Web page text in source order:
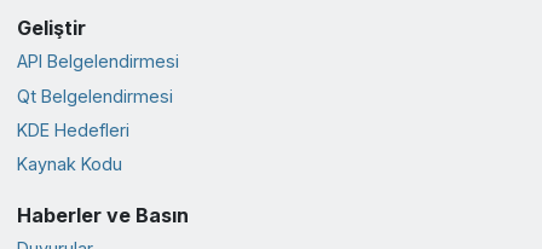
Geliştir
API Belgelendirmesi
Qt Belgelendirmesi
KDE Hedefleri
Kaynak Kodu
Haberler ve Basın